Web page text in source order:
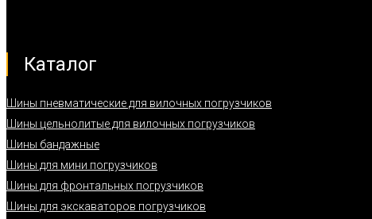
Каталог
Шины пневматические для вилочных погрузчиков
Шины цельнолитые для вилочных погрузчиков
Шины бандажные
Шины для мини погрузчиков
Шины для фронтальных погрузчиков
Шины для экскаваторов погрузчиков